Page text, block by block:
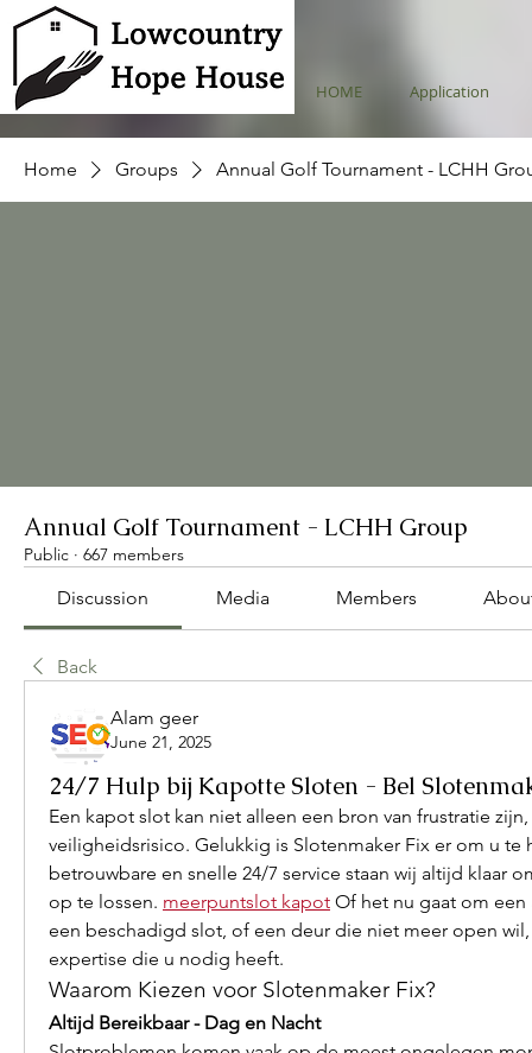
HOME Application
Home Groups Annual Golf Tournament - LCHH
Annual Golf Tournament - LCHH Group
Public · 667 members
Discussion Media Members
Back
Alam geer
June 21, 2025
24/7 Hulp bij Kapotte Sloten - Bel
Een kapot slot kan niet alleen een bron van frustratie
veiligheidsrisico. Gelukkig is Slotenmaker Fix er om u te
betrouwbare en snelle 24/7 service staan wij altijd klaar
op te lossen. meerpuntslot kapot Of het nu gaat om
een beschadigd slot, of een deur die niet meer open
expertise die u nodig heeft.
Waarom Kiezen voor Slotenmaker Fix?
Altijd Bereikbaar - Dag en Nacht